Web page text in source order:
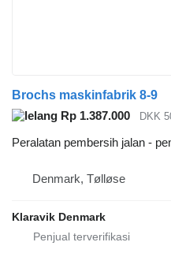
Brochs maskinfabrik 8-9
Rp 1.387.000
DKK
Peralatan pembersih jalan -
Denmark, Tølløse
Klaravik Denmark